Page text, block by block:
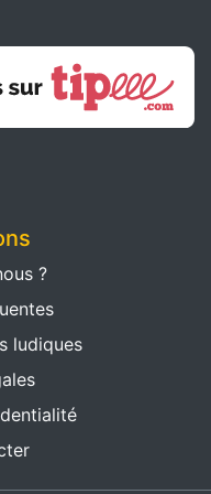
?
ludiques